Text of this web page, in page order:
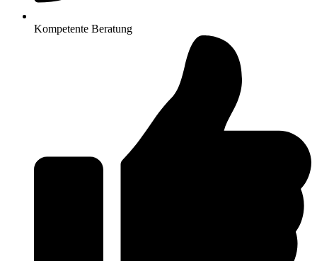
Kompetente Beratung